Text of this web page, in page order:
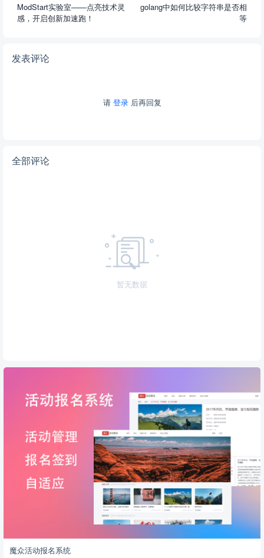
ModStart实验室——点亮技术灵
感，开启创新加速跑！
golang中如何比较字符串是否相
等
发表评论
请 登录后再回复
全部评论
暂无数据
魔众活动报名系统